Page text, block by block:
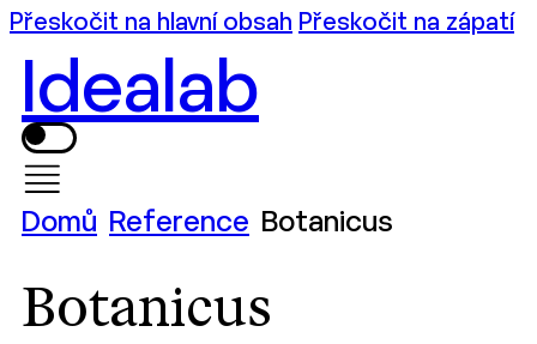
Přeskočit na hlavní obsah Přeskočit na zápatí
Idealab
Domů Reference Botanicus
Botanicus